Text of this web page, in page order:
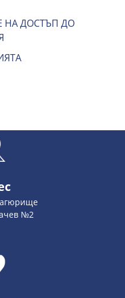
НА ДОСТЪП ДО
№2